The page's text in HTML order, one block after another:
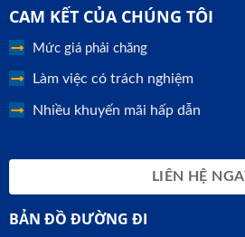
CAM KẾT CỦA CHÚNG TÔI
Mức giá phải chăng
Làm việc có trách nghiệm
Nhiều khuyến mãi hấp dẫn
LIÊN HỆ
BẢN ĐỒ ĐƯỜNG ĐI